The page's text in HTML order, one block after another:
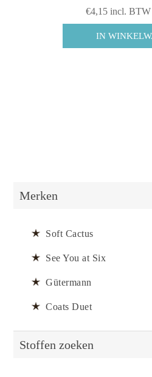
€4,15 incl. BTW
Merken
Soft Cactus
See You at Six
Gütermann
Coats Duet
Stoffen zoeken